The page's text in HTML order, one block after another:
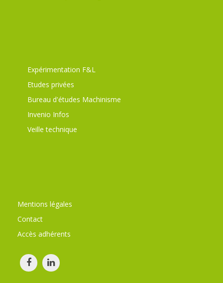
Expérimentation F&L
Etudes privées
Bureau d'études Machinisme
Invenio Infos
Veille technique
Mentions légales
Contact
Accès adhérents